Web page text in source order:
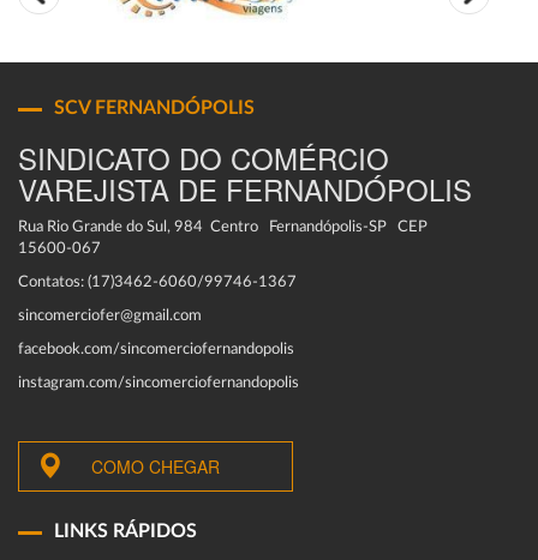
SCV FERNANDÓPOLIS
SINDICATO DO COMÉRCIO
VAREJISTA DE FERNANDÓPOLIS
Rua Rio Grande do Sul, 984 Centro Fernandópolis-SP CEP
15600-067
Contatos: (17)3462-6060/99746-1367
sincomerciofer@gmail.com
facebook.com/sincomerciofernandopolis
instagram.com/sincomerciofernandopolis
COMO CHEGAR
LINKS RÁPIDOS